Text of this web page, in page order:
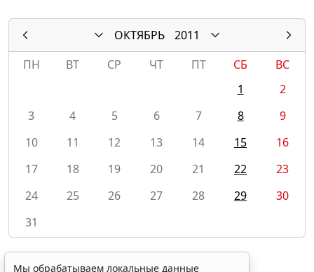
ОКТЯБРЬ
2011
ПН
ВТ СР ЧТ ПТ СБ
ВС
1
2
3
4 5 6 7 8
9
10
11 12 13 14 15
16
17
18 19 20 21 22
23
24
25 26 27 28 29
30
31
Мы обрабатываем локальные данные